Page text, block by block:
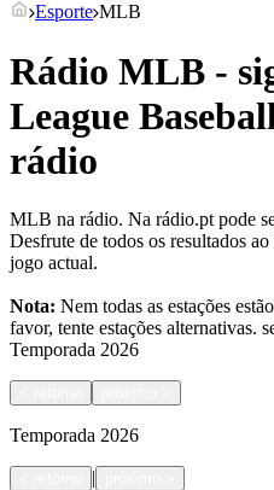
Esporte MLB
Rádio MLB -
League
rádio
MLB na rádio. Na rádio.pt pode
Desfrute de todos os resultados
jogo actual.
Nota: Nem todas as estações
favor, tente estações alternativas.
Temporada 2026
Temporada 2026
|